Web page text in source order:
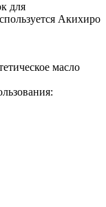
для
Акихиро
масло